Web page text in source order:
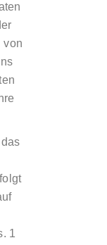
von
1